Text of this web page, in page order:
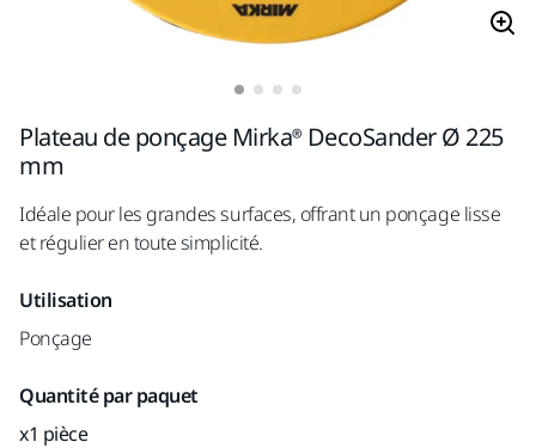
Plateau de ponçage Mirka® DecoSander Ø 225
mm
Idéale pour les grandes surfaces, offrant un ponçage lisse
et régulier en toute simplicité.
Utilisation
Ponçage
Quantité par paquet
x1 pièce